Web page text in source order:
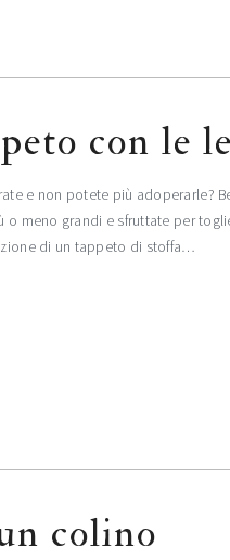
con le
e non potete più adoperarle?
meno grandi e sfruttate per
di un tappeto di stoffa…
colino